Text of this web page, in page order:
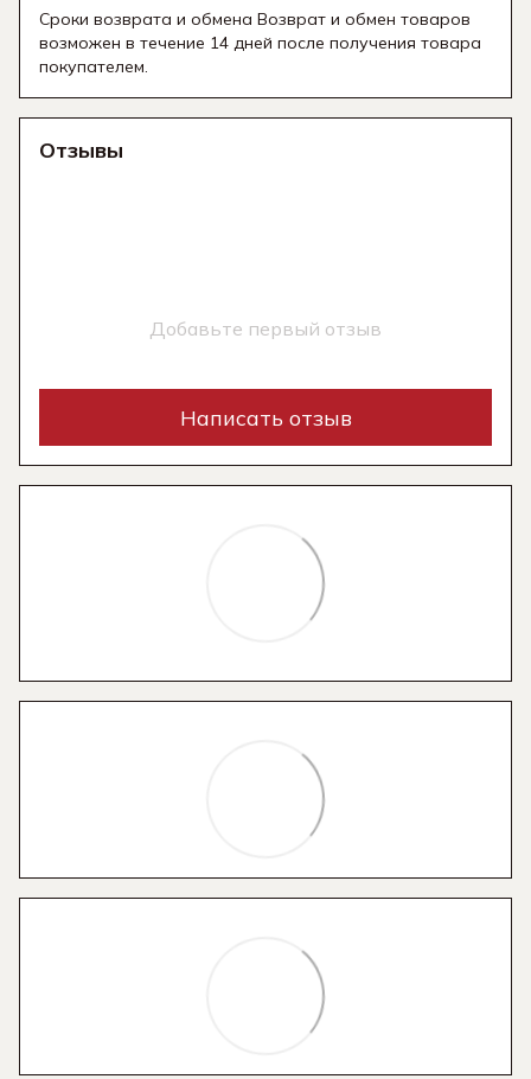
Сроки возврата и обмена Возврат и обмен товаров
возможен в течение 14 дней после получения товара
покупателем.
Отзывы
Добавьте первый отзыв
Написать отзыв